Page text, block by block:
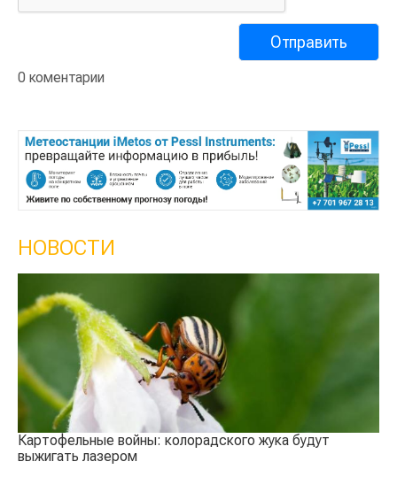
0 коментарии
НОВОСТИ
Картофельные войны: колорадского жука будут
выжигать лазером